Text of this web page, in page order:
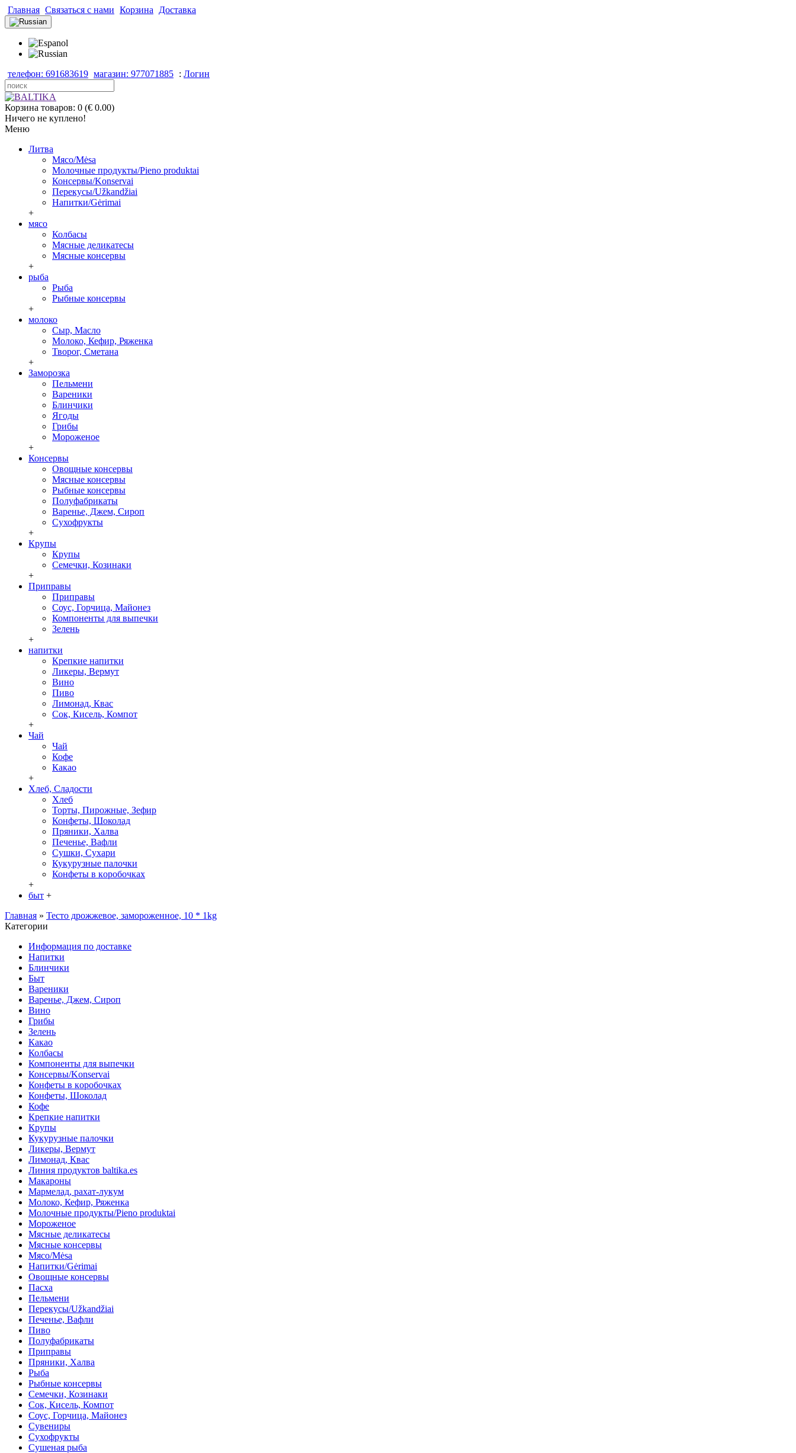
Главная Связаться с нами Корзина Доставка
телефон: 691683619 магазин: 977071885 : Логин
Корзина товаров: 0 (€ 0.00)
Ничего не куплено!
Меню
Литва
Мясо/Mėsa
Молочные продукты/Pieno produktai
Консервы/Konservai
Перекусы/Užkandžiai
Напитки/Gėrimai
+
мясо
Колбасы
Мясные деликатесы
Мясные консервы
+
рыба
Рыба
Рыбные консервы
+
молоко
Сыр, Масло
Молоко, Кефир, Ряженка
Творог, Сметана
+
Заморозка
Пельмени
Вареники
Блинчики
Ягоды
Грибы
Мороженое
+
Консервы
Овощные консервы
Мясные консервы
Рыбные консервы
Полуфабрикаты
Варенье, Джем, Сироп
Сухофрукты
+
Крупы
Крупы
Семечки, Козинаки
+
Приправы
Приправы
Соус, Горчица, Майонез
Компоненты для выпечки
Зелень
+
напитки
Крепкие напитки
Ликеры, Вермут
Вино
Пиво
Лимонад, Квас
Сок, Кисель, Компот
+
Чай
Чай
Кофе
Какао
+
Хлеб, Сладости
Хлеб
Торты, Пирожные, Зефир
Конфеты, Шоколад
Пряники, Халва
Печенье, Вафли
Сушки, Сухари
Кукурузные палочки
Конфеты в кoробочках
+
быт +
Главная » Тесто дрожжевое, замороженное, 10 * 1kg
Категории
Информация по доставке
Hапитки
Блинчики
Быт
Вареники
Варенье, Джем, Сироп
Вино
Грибы
Зелень
Какао
Колбасы
Компоненты для выпечки
Консервы/Konservai
Конфеты в кoробочках
Конфеты, Шоколад
Кофе
Крепкие напитки
Крупы
Кукурузные палочки
Ликеры, Вермут
Лимонад, Квас
Линия продуктов baltika.es
Макароны
Мармелад, рахат-лукум
Молоко, Кефир, Ряженка
Молочные продукты/Pieno produktai
Мороженое
Мясные деликатесы
Мясные консервы
Мясо/Mėsa
Напитки/Gėrimai
Овощные консервы
Пасха
Пельмени
Перекусы/Užkandžiai
Печенье, Вафли
Пиво
Полуфабрикаты
Приправы
Пряники, Халва
Рыба
Рыбные консервы
Семечки, Козинаки
Сок, Кисель, Компот
Соус, Горчица, Майонез
Сувениры
Сухофрукты
Сушеная рыба